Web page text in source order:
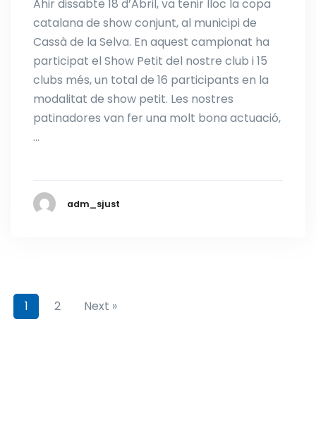
Ahir dissabte 18 d’Abril, va tenir lloc la copa
catalana de show conjunt, al municipi de
Cassà de la Selva. En aquest campionat ha
participat el Show Petit del nostre club i 15
clubs més, un total de 16 participants en la
modalitat de show petit. Les nostres
patinadores van fer una molt bona actuació,
…
adm_sjust
1 2 Next »